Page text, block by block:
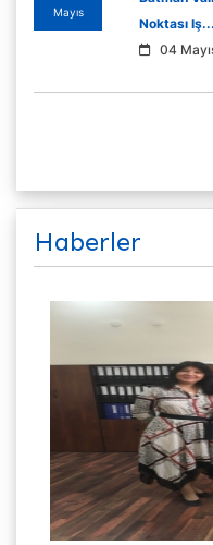
Mayıs
Noktası Iş...
04
Haberler